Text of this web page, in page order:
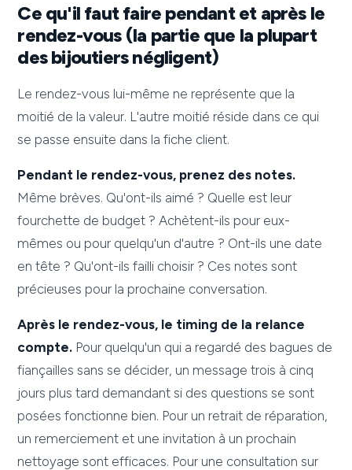
Ce qu'il faut faire pendant et après le
rendez-vous (la partie que la plupart
des bijoutiers négligent)
Le rendez-vous lui-même ne représente que la
moitié de la valeur. L'autre moitié réside dans ce qui
se passe ensuite dans la fiche client.
Pendant le rendez-vous, prenez des notes.
Même brèves. Qu'ont-ils aimé ? Quelle est leur
fourchette de budget ? Achètent-ils pour eux-
mêmes ou pour quelqu'un d'autre ? Ont-ils une date
en tête ? Qu'ont-ils failli choisir ? Ces notes sont
précieuses pour la prochaine conversation.
Après le rendez-vous, le timing de la relance
compte. Pour quelqu'un qui a regardé des bagues de
fiançailles sans se décider, un message trois à cinq
jours plus tard demandant si des questions se sont
posées fonctionne bien. Pour un retrait de réparation,
un remerciement et une invitation à un prochain
nettoyage sont efficaces. Pour une consultation sur